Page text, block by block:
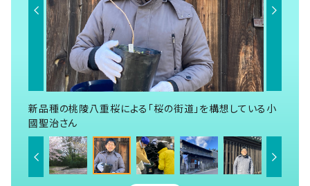
新品種の桃陵八重桜による「桜の街道」を構想している小
國聖治さん